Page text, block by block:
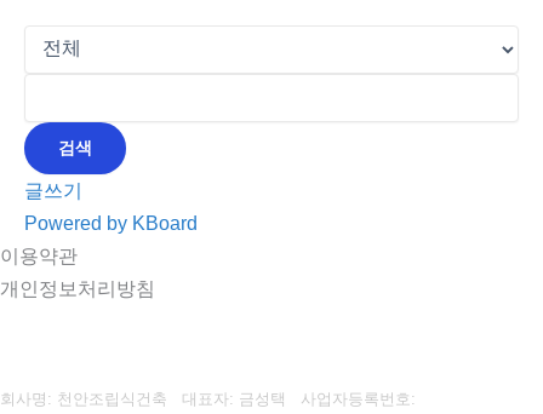
검색
글쓰기
Powered by KBoard
이용약관
개인정보처리방침
회사명: 천안조립식건축 대표자: 금성택 사업자등록번호: